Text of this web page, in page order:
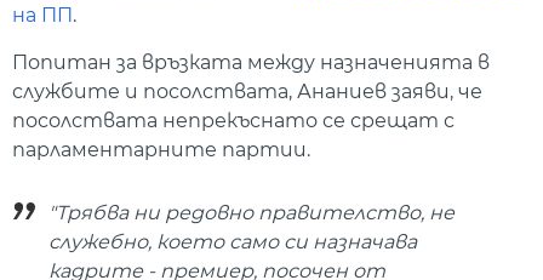
на ПП.
Попитан за връзката между назначенията в
службите и посолствата, Ананиев заяви, че
посолствата непрекъснато се срещат с
парламентарните партии.
"Трябва ни редовно правителство, не
служебно, което само си назначава
кадрите - премиер, посочен от